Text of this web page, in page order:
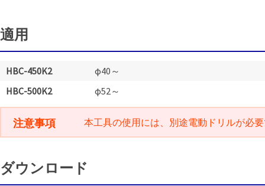
適用
HBC-450K2
φ40～
HBC-500K2
φ52～
注意事項 本工具の使用には、別途電動ドリルが必
ダウンロード